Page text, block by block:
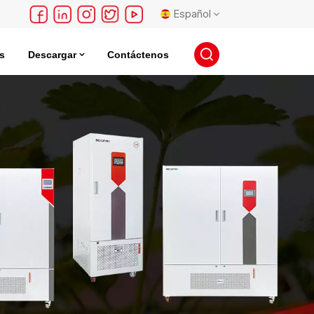
Español
English
Deutsch
русский
español
português
日本語
Descargar Contáctenos